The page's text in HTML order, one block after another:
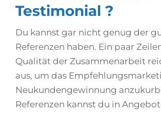
Testimonial ?
Du kannst gar nicht genug der
Referenzen haben. Ein paar
Qualität der Zusammenarbeit
aus, um das
Neukundengewinnung
Referenzen kannst du in